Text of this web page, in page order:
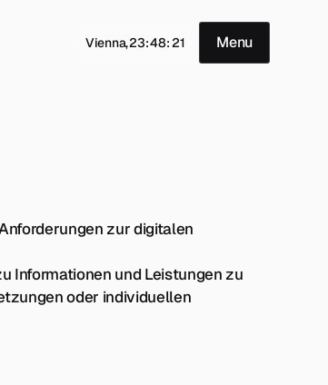
Vienna,23:48: 21 Menu
zur digitalen
Informationen und Leistungen zu
oder individuellen